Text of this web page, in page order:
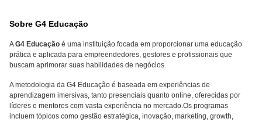
Sobre G4 Educação
AG4 Educação é uma instituição focada em proporcionar uma educação
prática e aplicada para empreendedores, gestores e profissionais que
buscam aprimorar suas habilidades de negócios.
A metodologia da G4 Educação é baseada em experiências de
aprendizagem imersivas, tanto presenciais quanto online, oferecidas por
líderes e mentores com vasta experiência no mercado.Os programas
incluem tópicos como gestão estratégica, inovação, marketing, growth,